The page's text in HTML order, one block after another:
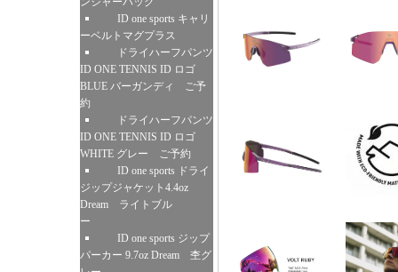
ID one sports キャリ
ーベルトマグプラス
ドライハーフパンツ
ID ONE TENNIS ID ロゴ
BLUE バーガンディ ご予
約
ドライハーフパンツ
ID ONE TENNIS ID ロゴ
WHITE グレー ご予約
ID one sports ドライ
ジップジャケット4.4oz
Dream ライトブル
ー
ID one sports ジップ
パーカー 9.7oz Dream 杢グ